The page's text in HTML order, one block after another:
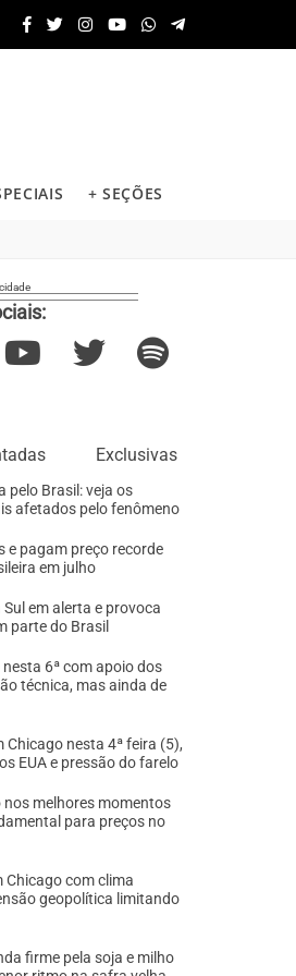
+ SEÇÕES
Exclusivas
pelo Brasil: veja os
afetados pelo fenômeno
e pagam preço recorde
em julho
em alerta e provoca
parte do Brasil
6ª com apoio dos
técnica, mas ainda de
Chicago nesta 4ª feira (5),
EUA e pressão do farelo
melhores momentos
para preços no
Chicago com clima
geopolítica limitando
firme pela soja e milho